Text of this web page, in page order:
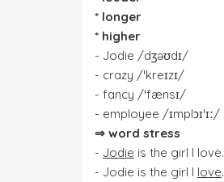
* longer
* higher
- Jodie /dʒəʊdɪ/
- crazy /ˈkreɪzɪ/
- fancy /ˈfænsɪ/
- employee /ɪmplɔɪˈɪː/
⇒ word stress
- Jodie is the girl I love.
- Jodie is the girl I love.